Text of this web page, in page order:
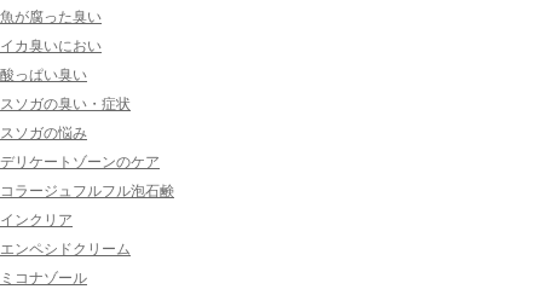
魚が腐った臭い
イカ臭いにおい
酸っぱい臭い
スソガの臭い・症状
スソガの悩み
デリケートゾーンのケア
コラージュフルフル泡石鹸
インクリア
エンペシドクリーム
ミコナゾール